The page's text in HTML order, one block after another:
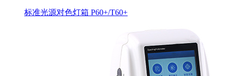
标准光源对色灯箱 P60+/T60+